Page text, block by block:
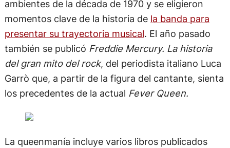
ambientes de la década de 1970 y se eligieron
momentos clave de la historia de la banda para
presentar su trayectoria musical. El año pasado
también se publicó Freddie Mercury. La historia
del gran mito del rock, del periodista italiano Luca
Garrò que, a partir de la figura del cantante, sienta
los precedentes de la actual Fever Queen.
La queenmanía incluye varios libros publicados